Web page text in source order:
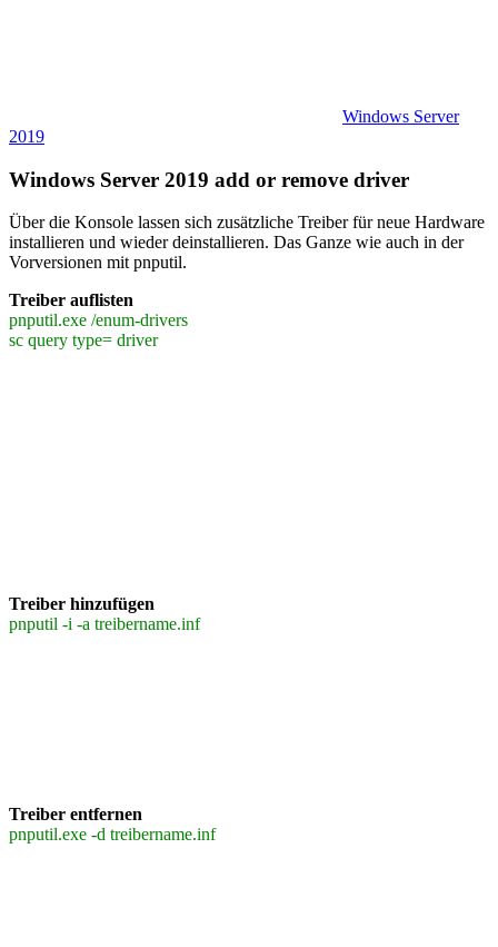
Windows Server
2019
Windows Server 2019 add or remove driver
Über die Konsole lassen sich zusätzliche Treiber für neue Hardware
installieren und wieder deinstallieren. Das Ganze wie auch in der
Vorversionen mit pnputil.
Treiber auflisten
pnputil.exe /enum-drivers
sc query type= driver
Treiber hinzufügen
pnputil -i -a treibername.inf
Treiber entfernen
pnputil.exe -d treibername.inf